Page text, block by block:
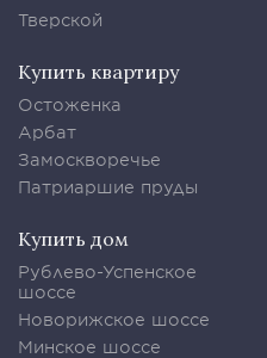
Тверской
Купить квартиру
Остоженка
Арбат
Замоскворечье
Патриаршие пруды
Купить дом
Рублево-Успенское
шоссе
Новорижское шоссе
Минское шоссе